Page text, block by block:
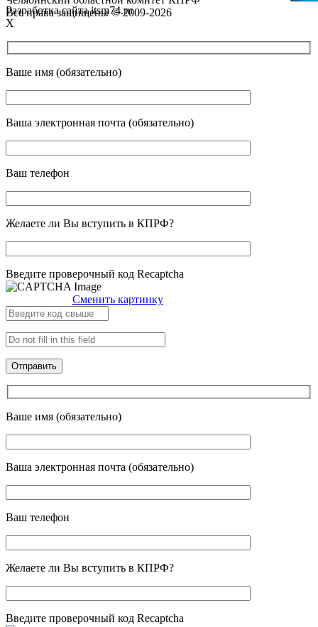
Все права защищены © 2009-2026
Разработка сайта itsm74.ru
X
Ваше имя (обязательно)
Ваша электронная почта (обязательно)
Ваш телефон
Желаете ли Вы вступить в КПРФ?
Введите проверочный код Recaptcha
Сменить картинку
Ваше имя (обязательно)
Ваша электронная почта (обязательно)
Ваш телефон
Желаете ли Вы вступить в КПРФ?
Введите проверочный код Recaptcha